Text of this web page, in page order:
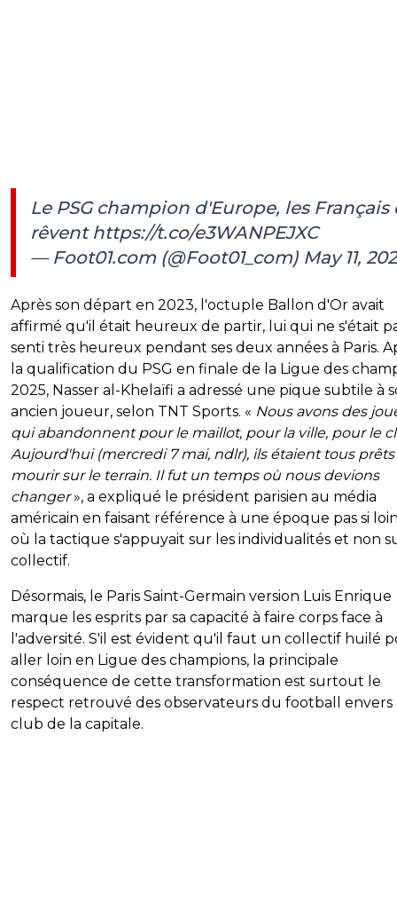
Le PSG champion d'Europe, les Français
rêvent https://t.co/e3WANPEJXC
— Foot01.com (@Foot01_com) May 11,
Après son départ en 2023, l'octuple Ballon d'Or avait
affirmé qu'il était heureux de partir, lui qui ne s'était
senti très heureux pendant ses deux années à Paris.
la qualification du PSG en finale de la Ligue des
2025, Nasser al-Khelaïfi a adressé une pique subtile à
ancien joueur, selon TNT Sports. « Nous avons des
qui abandonnent pour le maillot, pour la ville, pour le
Aujourd'hui (mercredi 7 mai, ndlr), ils étaient tous prêts
mourir sur le terrain. Il fut un temps où nous devions
changer», a expliqué le président parisien au média
américain en faisant référence à une époque pas si
où la tactique s'appuyait sur les individualités et non
collectif.
Désormais, le Paris Saint-Germain version Luis Enrique
marque les esprits par sa capacité à faire corps face à
l'adversité. S'il est évident qu'il faut un collectif huilé
aller loin en Ligue des champions, la principale
conséquence de cette transformation est surtout le
respect retrouvé des observateurs du football envers
club de la capitale.